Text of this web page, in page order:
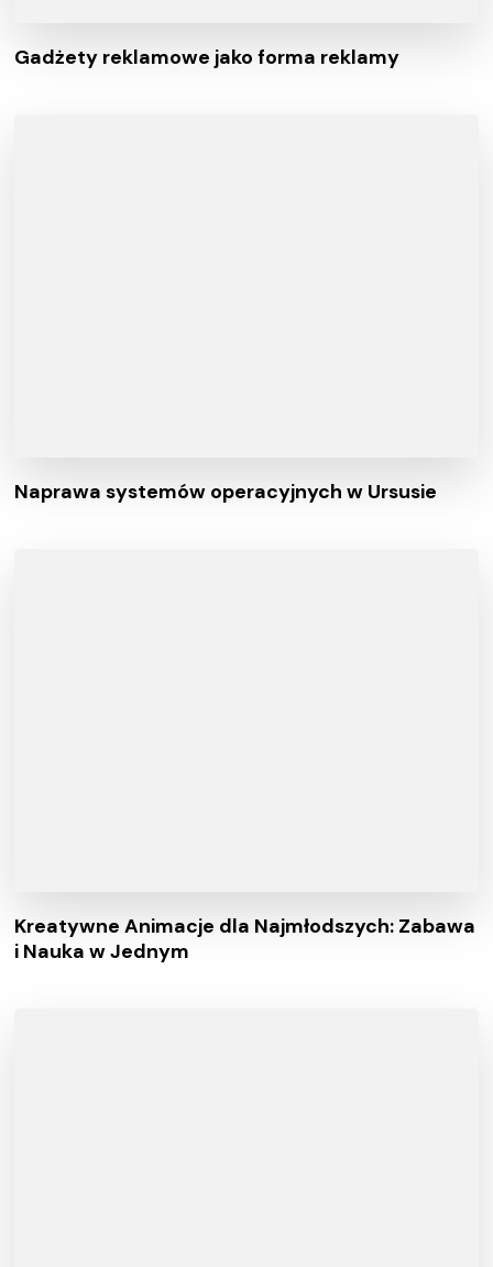
Gadżety reklamowe jako forma reklamy
Naprawa systemów operacyjnych w Ursusie
Kreatywne Animacje dla Najmłodszych: Zabawa
i Nauka w Jednym